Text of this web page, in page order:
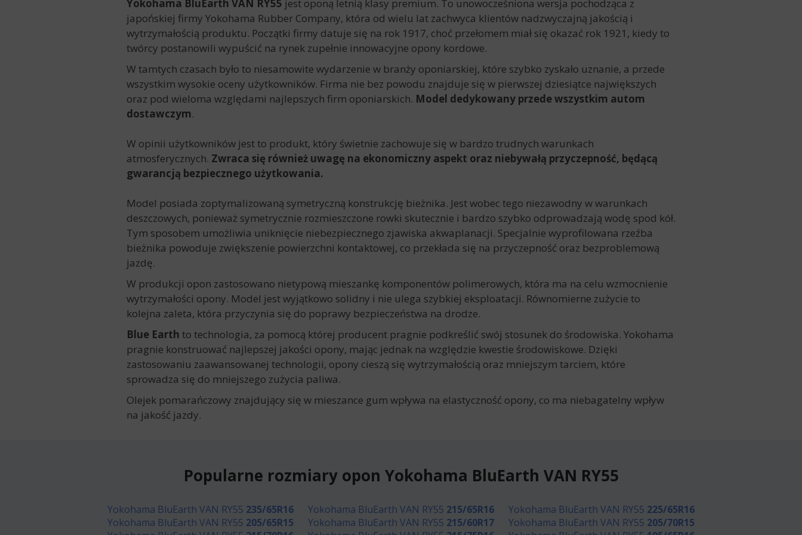
Yokohama BluEarth VAN RY55 jest oponą letnią klasy premium. To unowocześniona wersja pochodząca z
japońskiej firmy Yokohama Rubber Company, która od wielu lat zachwyca klientów nadzwyczajną jakością i
wytrzymałością produktu. Początki firmy datuje się na rok 1917, choć przełomem miał się okazać rok 1921, kiedy to
twórcy postanowili wypuścić na rynek zupełnie innowacyjne opony kordowe.
W tamtych czasach było to niesamowite wydarzenie w branży oponiarskiej, które szybko zyskało uznanie, a przede
wszystkim wysokie oceny użytkowników. Firma nie bez powodu znajduje się w pierwszej dziesiątce największych
oraz pod wieloma względami najlepszych firm oponiarskich. Model dedykowany przede wszystkim autom
dostawczym.
W opinii użytkowników jest to produkt, który świetnie zachowuje się w bardzo trudnych warunkach
atmosferycznych. Zwraca się również uwagę na ekonomiczny aspekt oraz niebywałą przyczepność, będącą
gwarancją bezpiecznego użytkowania.
Model posiada zoptymalizowaną symetryczną konstrukcję bieżnika. Jest wobec tego niezawodny w warunkach
deszczowych, ponieważ symetrycznie rozmieszczone rowki skutecznie i bardzo szybko odprowadzają wodę spod kół.
Tym sposobem umożliwia uniknięcie niebezpiecznego zjawiska akwaplanacji. Specjalnie wyprofilowana rzeźba
bieżnika powoduje zwiększenie powierzchni kontaktowej, co przekłada się na przyczepność oraz bezproblemową
jazdę.
W produkcji opon zastosowano nietypową mieszankę komponentów polimerowych, która ma na celu wzmocnienie
wytrzymałości opony. Model jest wyjątkowo solidny i nie ulega szybkiej eksploatacji. Równomierne zużycie to
kolejna zaleta, która przyczynia się do poprawy bezpieczeństwa na drodze.
Blue Earth to technologia, za pomocą której producent pragnie podkreślić swój stosunek do środowiska. Yokohama
pragnie konstruować najlepszej jakości opony, mając jednak na względzie kwestie środowiskowe. Dzięki
zastosowaniu zaawansowanej technologii, opony cieszą się wytrzymałością oraz mniejszym tarciem, które
sprowadza się do mniejszego zużycia paliwa.
Olejek pomarańczowy znajdujący się w mieszance gum wpływa na elastyczność opony, co ma niebagatelny wpływ
na jakość jazdy.
Popularne rozmiary opon Yokohama BluEarth VAN RY55
Yokohama BluEarth VAN RY55 235/65R16 Yokohama BluEarth VAN RY55 215/65R16 Yokohama BluEarth VAN RY55 225/65R16
Yokohama BluEarth VAN RY55 205/65R15 Yokohama BluEarth VAN RY55 215/60R17 Yokohama BluEarth VAN RY55 205/70R15